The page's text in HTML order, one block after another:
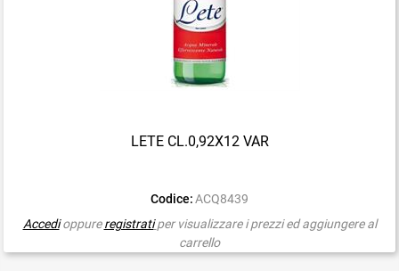
LETE CL.0,92X12 VAR
Codice: ACQ8439
Accedioppureregistrati per visualizzare i prezzi ed aggiungere al
carrello